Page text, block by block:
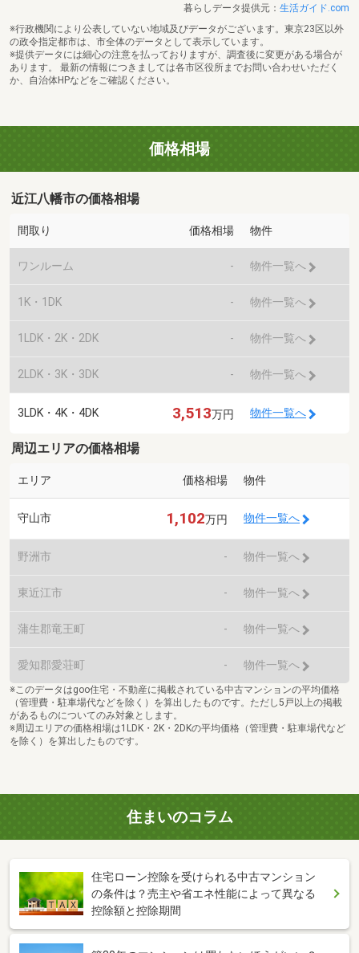
暮らしデータ提供元： 生活ガイド.com
※行政機関により公表していない地域及びデータがございます。東京23区以外
の政令指定都市は、市全体のデータとして表示しています。
※提供データには細心の注意を払っておりますが、調査後に変更がある場合が
あります。 最新の情報につきましては各市区役所までお問い合わせいただく
か、自治体HPなどをご確認ください。
価格相場
近江八幡市の価格相場
間取り 価格相場 物件
ワンルーム - 物件一覧へ
1K・1DK - 物件一覧へ
1LDK・2K・2DK - 物件一覧へ
2LDK・3K・3DK - 物件一覧へ
3LDK・4K・4DK 3,513万円 物件一覧へ
周辺エリアの価格相場
エリア 価格相場 物件
守山市 1,102万円 物件一覧へ
野洲市 - 物件一覧へ
東近江市 - 物件一覧へ
蒲生郡竜王町 - 物件一覧へ
愛知郡愛荘町 - 物件一覧へ
※このデータはgoo住宅・不動産に掲載されている中古マンションの平均価格
（管理費・駐車場代などを除く）を算出したものです。ただし5戸以上の掲載
があるものについてのみ対象とします。
※周辺エリアの価格相場は1LDK・2K・2DKの平均価格（管理費・駐車場代など
を除く）を算出したものです。
住まいのコラム
住宅ローン控除を受けられる中古マンション
の条件は？売主や省エネ性能によって異なる
控除額と控除期間